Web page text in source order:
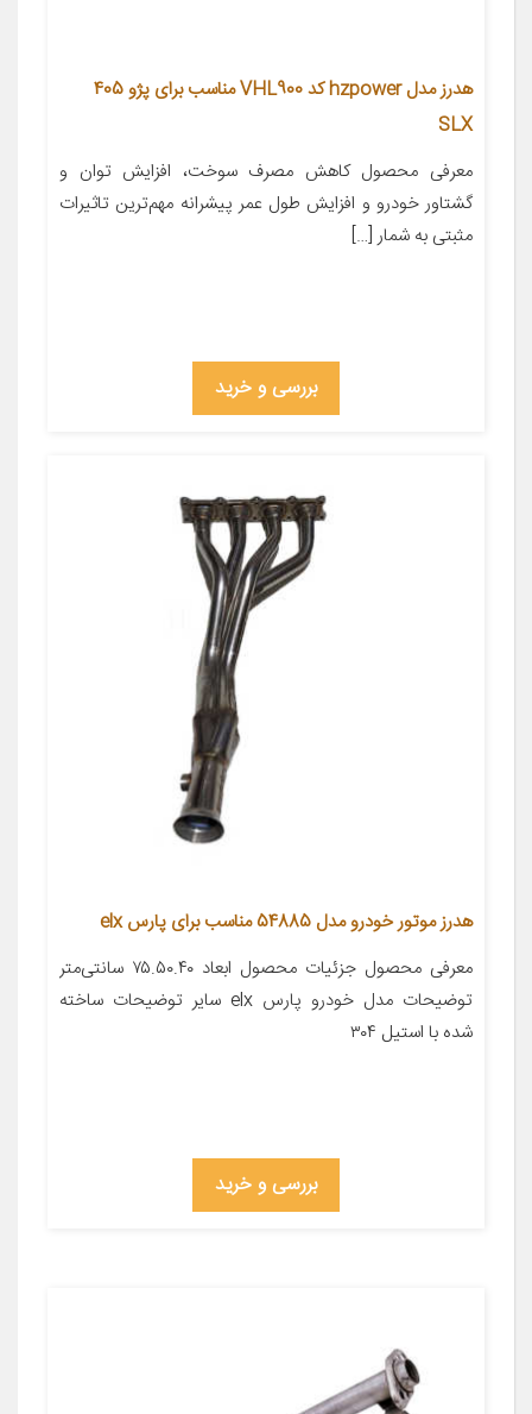
هدرز مدل hzpower کد VHL900 مناسب برای پژو 405
SLX
معرفی محصول کاهش مصرف سوخت، افزایش توان و
گشتاور خودرو و افزایش طول عمر پیشرانه مهم‌ترین تاثیرات
مثبتی به شمار […]
بررسی و خرید
هدرز موتور خودرو مدل 54885 مناسب برای پارس elx
معرفی محصول جزئیات محصول ابعاد ۷۵.۵۰.۴۰ سانتی‌متر
توضیحات مدل خودرو پارس elx سایر توضیحات ساخته
شده با استیل ۳۰۴
بررسی و خرید